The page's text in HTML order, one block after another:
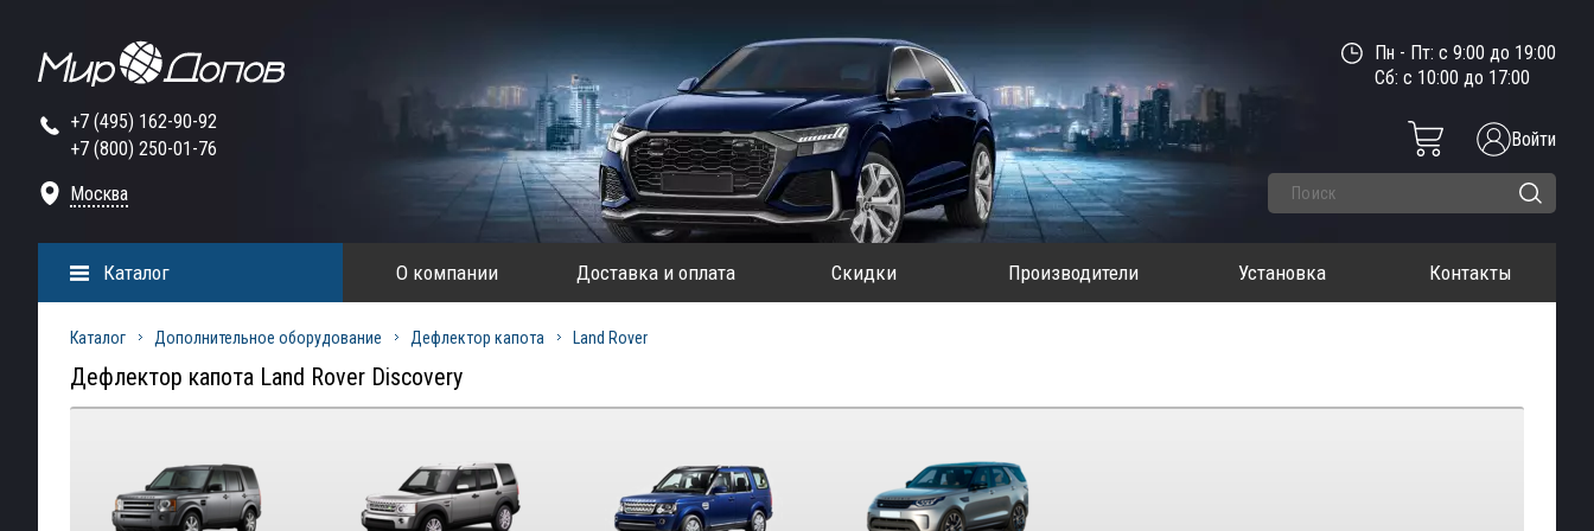
+7 (495) 162-90-92
+7 (800) 250-01-76
Москва
Пн - Пт: с 9:00 до 19:00
Сб: с 10:00 до 17:00
Войти
О компании Доставка и оплата Скидки Производители Установка Контакты
Каталог
Каталог Дополнительное оборудование Дефлектор капота Land Rover
Дефлектор капота Land Rover Discovery